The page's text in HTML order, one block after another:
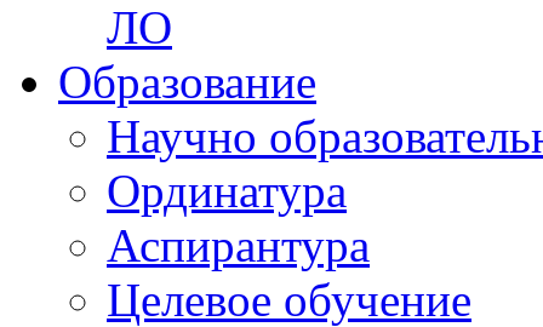
ЛО
Образование
Научно
Ординатура
Аспирантура
Целевое обучение